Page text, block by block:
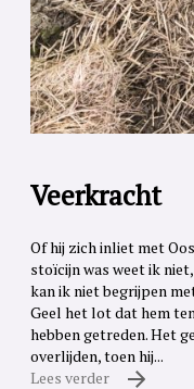
Veerkracht
Of hij zich inliet met
stoïcijn was weet ik
kan ik niet begrijpen
Geel het lot dat hem
hebben getreden. Het
overlijden, toen hij...
Lees verder